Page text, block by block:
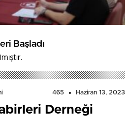
Başladı
465 Haziran 13, 2023
Derneği